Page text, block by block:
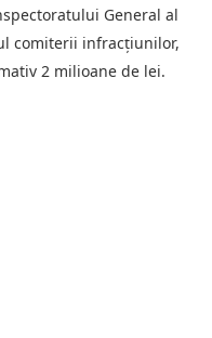
General al
comiterii infracțiunilor,
2 milioane de lei.